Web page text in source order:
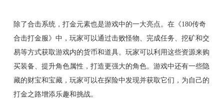
除了合击系统，打金元素也是游戏中的一大亮点。在《180传奇
合击打金服》中，玩家可以通过击败怪物、完成任务、挖矿和交
易等方式获取游戏内的货币和道具。玩家可以利用这些资源来购
买装备、提升角色属性，打造更强大的角色。游戏中还有一些隐
藏的财宝和宝藏，玩家可以在探险中发现并获取它们，为自己的
打金之路增添乐趣和挑战。